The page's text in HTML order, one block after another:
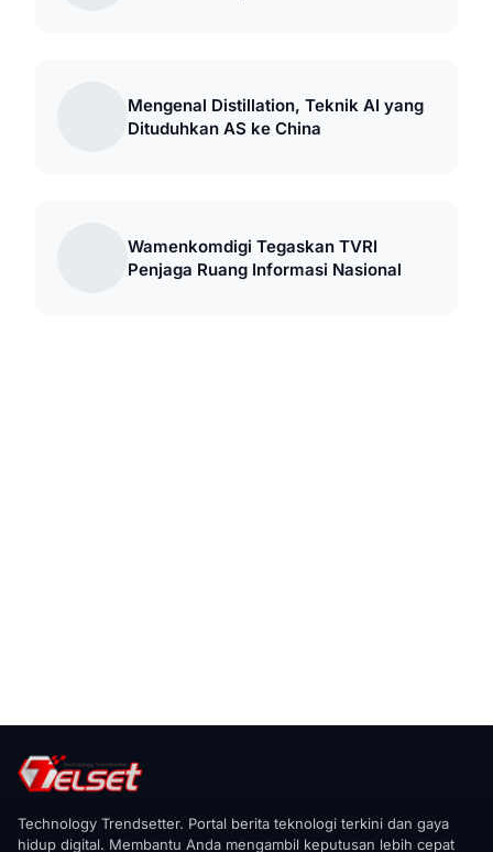
Mengenal Distillation, Teknik AI yang
Dituduhkan AS ke China
Wamenkomdigi Tegaskan TVRI
Penjaga Ruang Informasi Nasional
Technology Trendsetter. Portal berita teknologi terkini dan gaya
hidup digital. Membantu Anda mengambil keputusan lebih cepat